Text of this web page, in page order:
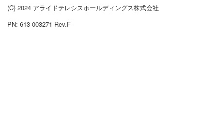
(C) 2024 アライドテレシスホールディングス株式会社
PN: 613-003271 Rev.F